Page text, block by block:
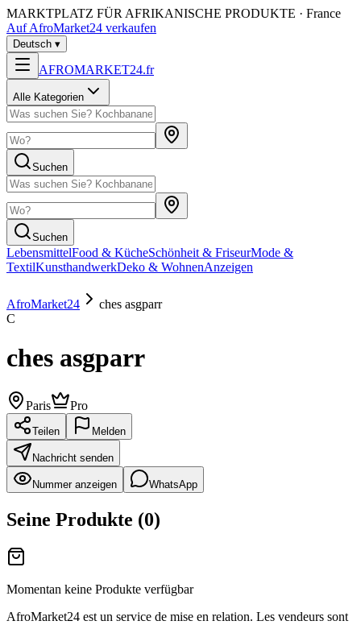
MARKTPLATZ FÜR AFRIKANISCHE PRODUKTE · France
Auf AfroMarket24 verkaufen
Deutsch ▾
AFROMARKET24.fr
Alle Kategorien
Suchen
Suchen
LebensmittelFood & KücheSchönheit & FriseurMode &
TextilKunsthandwerkDeko & WohnenAnzeigen
AfroMarket24
ches asgparr
C
ches asgparr
Paris Pro
Teilen Melden
Nachricht senden
Nummer anzeigen WhatsApp
Seine Produkte (0)
Momentan keine Produkte verfügbar
AfroMarket24 est un service de mise en relation. Les vendeurs sont